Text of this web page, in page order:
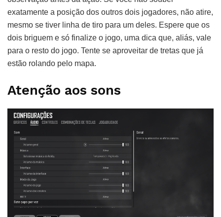
exatamente a posição dos outros dois jogadores, não atire,
mesmo se tiver linha de tiro para um deles. Espere que os
dois briguem e só finalize o jogo, uma dica que, aliás, vale
para o resto do jogo. Tente se aproveitar de tretas que já
estão rolando pelo mapa.
Atenção aos sons